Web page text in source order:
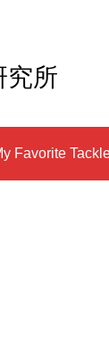
究所
Favorite